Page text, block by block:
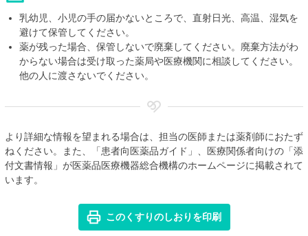
乳幼児、小児の手の届かないところで、直射日光、高温、湿気を
避けて保管してください。
薬が残った場合、保管しないで廃棄してください。廃棄方法がわ
からない場合は受け取った薬局や医療機関に相談してください。
他の人に渡さないでください。
より詳細な情報を望まれる場合は、担当の医師または薬剤師におたず
ねください。また、「患者向医薬品ガイド」、医療関係者向けの「添
付文書情報」が医薬品医療機器総合機構のホームページに掲載されて
います。
このくすりのしおりを印刷